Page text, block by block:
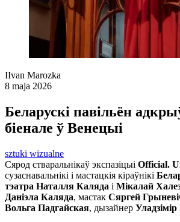
IIvan Marozka
8 maja 2026
Беларускі павільён
біенале ў Венецыі
sztuki wizualne
Сярод стваральнікаў экспазіцыі Official.
сузаснавальнікі і мастацкія кіраўнікі
тэатра Наталля Каляда і Мікалай
Даніэла Каляда, мастак Сяргей
Вольга Падгайская, дызайнер